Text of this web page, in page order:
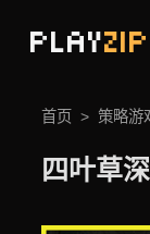
PLAYZIP
首页 策略游
四叶草